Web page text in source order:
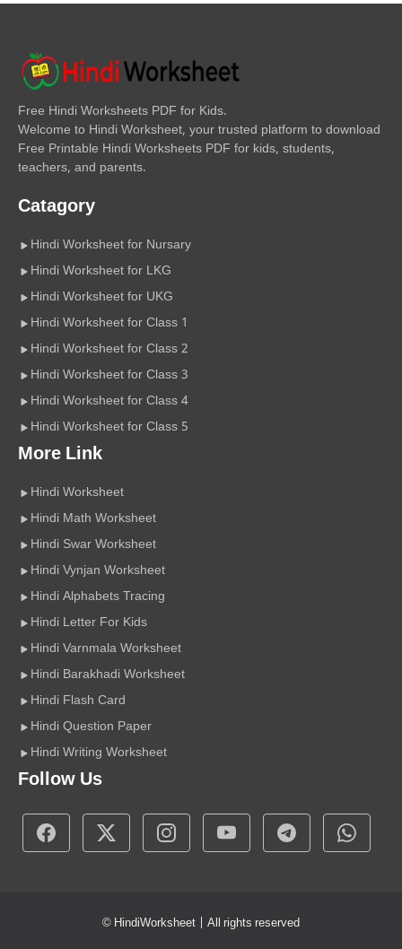
Free Hindi Worksheets PDF for Kids.
Welcome to Hindi Worksheet, your trusted platform to download
Free Printable Hindi Worksheets PDF for kids, students,
teachers, and parents.
Catagory
Hindi Worksheet for Nursary
Hindi Worksheet for LKG
Hindi Worksheet for UKG
Hindi Worksheet for Class 1
Hindi Worksheet for Class 2
Hindi Worksheet for Class 3
Hindi Worksheet for Class 4
Hindi Worksheet for Class 5
More Link
Hindi Worksheet
Hindi Math Worksheet
Hindi Swar Worksheet
Hindi Vynjan Worksheet
Hindi Alphabets Tracing
Hindi Letter For Kids
Hindi Varnmala Worksheet
Hindi Barakhadi Worksheet
Hindi Flash Card
Hindi Question Paper
Hindi Writing Worksheet
Follow Us
© HindiWorksheet | All rights reserved